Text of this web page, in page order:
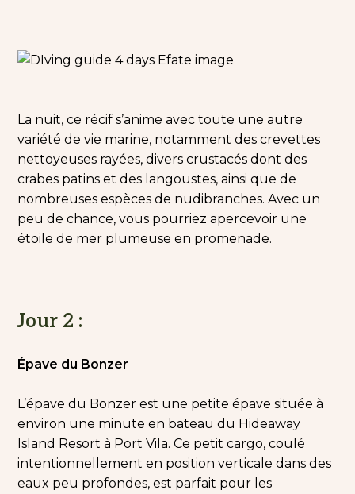
La nuit, ce récif s’anime avec toute une autre
variété de vie marine, notamment des crevettes
nettoyeuses rayées, divers crustacés dont des
crabes patins et des langoustes, ainsi que de
nombreuses espèces de nudibranches. Avec un
peu de chance, vous pourriez apercevoir une
étoile de mer plumeuse en promenade.
Jour 2 :
Épave du Bonzer
L’épave du Bonzer est une petite épave située à
environ une minute en bateau du Hideaway
Island Resort à Port Vila. Ce petit cargo, coulé
intentionnellement en position verticale dans des
eaux peu profondes, est parfait pour les